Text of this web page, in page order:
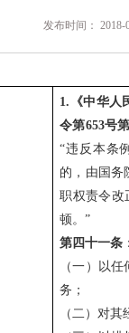
发布时间：
1.《中华人
令第653号
“违反本条
的，由国务
职权责令改
顿。”
第四十一条
（一）以
务；
（二）对